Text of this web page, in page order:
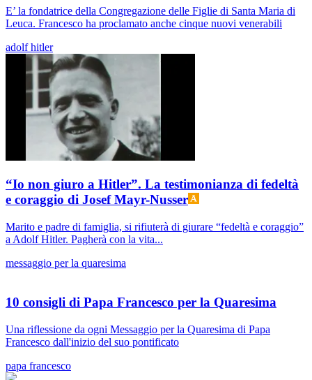
E’ la fondatrice della Congregazione delle Figlie di Santa Maria di
Leuca. Francesco ha proclamato anche cinque nuovi venerabili
adolf hitler
“Io non giuro a Hitler”. La testimonianza di fedeltà
e coraggio di Josef Mayr-Nusser
Marito e padre di famiglia, si rifiuterà di giurare “fedeltà e coraggio”
a Adolf Hitler. Pagherà con la vita...
messaggio per la quaresima
10 consigli di Papa Francesco per la Quaresima
Una riflessione da ogni Messaggio per la Quaresima di Papa
Francesco dall'inizio del suo pontificato
papa francesco